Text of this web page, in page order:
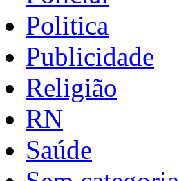
Politica
Publicidade
Religião
RN
Saúde